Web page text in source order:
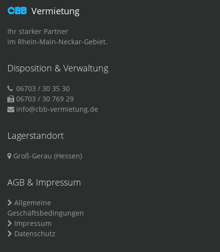
CBB Vermietung
Ihr starker Partner
im Rhein-Main-Neckar-Gebiet.
Disposition & Verwaltung
06703 / 30 35 30
06703 / 30 769 29
info@cbb-vermietung.de
Lagerstandort
Groß-Gerau (Hessen)
AGB & Impressum
Allgemeine
Geschäftsbedingungen
Impressum
Datenschutz